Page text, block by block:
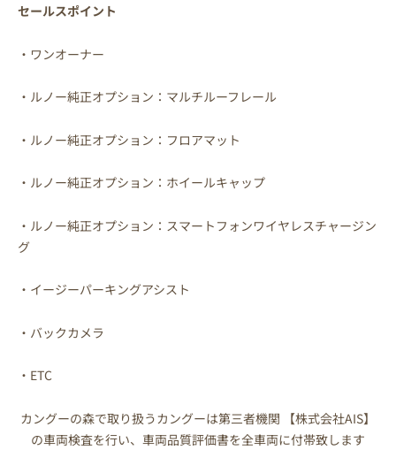
セールスポイント
・ワンオーナー
・ルノー純正オプション：マルチルーフレール
・ルノー純正オプション：フロアマット
・ルノー純正オプション：ホイールキャップ
・ルノー純正オプション：スマートフォンワイヤレスチャージン
グ
・イージーパーキングアシスト
・バックカメラ
・ETC
カングーの森で取り扱うカングーは第三者機関 【株式会社AIS】
の車両検査を行い、車両品質評価書を全車両に付帯致します